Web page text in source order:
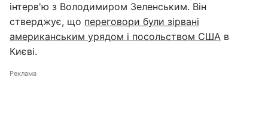
інтерв'ю з Володимиром Зеленським. Він
стверджує, що переговори були зірвані
американським урядом і посольством США в
Києві.
Реклама